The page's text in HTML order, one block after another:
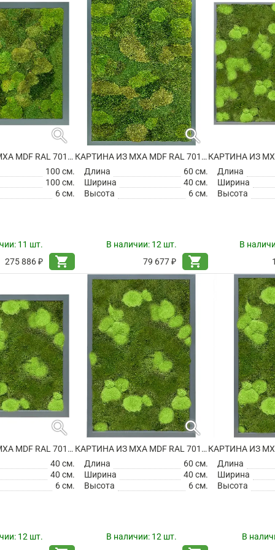
search
КАРТИНА ИЗ МХА MDF RAL 7016 SATIN GLOSS 20% FLAT AND 80% EXCLUSIVE MOSS (MIX)
100 см.
100 см.
6 см.
11 шт.
275 886 ₽
shopping_cart
search
КАРТИНА ИЗ МХА MDF RAL 7016 SATIN GLOSS 20% FLAT AND 80% EXCLUSIVE MOSS (MIX)
Длина
60 см.
Ширина
40 см.
Высота
6 см.
В наличии: 12 шт.
79 677 ₽
shopping_cart
Длина
Ширина
Высота
В
search
КАРТИНА ИЗ МХА MDF RAL 7016 SATIN GLOSS 30% BALL- AND 70% FLAT MOSS
40 см.
40 см.
6 см.
12 шт.
search
КАРТИНА ИЗ МХА MDF RAL 7016 SATIN GLOSS 30% BALL- AND 70% FLAT MOSS
Длина
60 см.
Ширина
40 см.
Высота
6 см.
В наличии: 12 шт.
Длина
Ширина
Высота
В